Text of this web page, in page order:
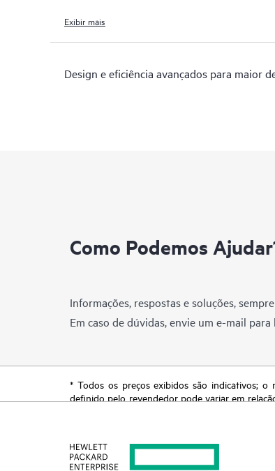
Exibir mais
Design e eficiência avançados para maior
Como Podemos
Informações, respostas e soluções,
Em caso de dúvidas, envie um e-mail para
* Todos os preços exibidos são indicativos;
definido pelo revendedor pode variar em
de produtos restrita, promoção no fim da vida